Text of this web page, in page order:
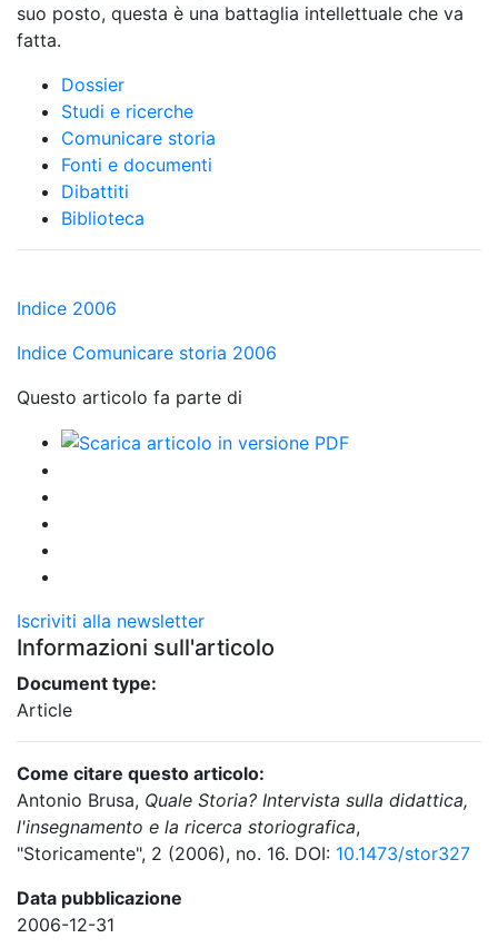
suo posto, questa è una battaglia intellettuale che va
fatta.
Dossier
Studi e ricerche
Comunicare storia
Fonti e documenti
Dibattiti
Biblioteca
Indice 2006
Indice Comunicare storia 2006
Questo articolo fa parte di
Iscriviti alla newsletter
Informazioni sull'articolo
Document type:
Article
Come citare questo articolo:
Antonio Brusa, Quale Storia? Intervista sulla didattica,
l'insegnamento e la ricerca storiografica,
"Storicamente", 2 (2006), no. 16. DOI: 10.1473/stor327
Data pubblicazione
2006-12-31